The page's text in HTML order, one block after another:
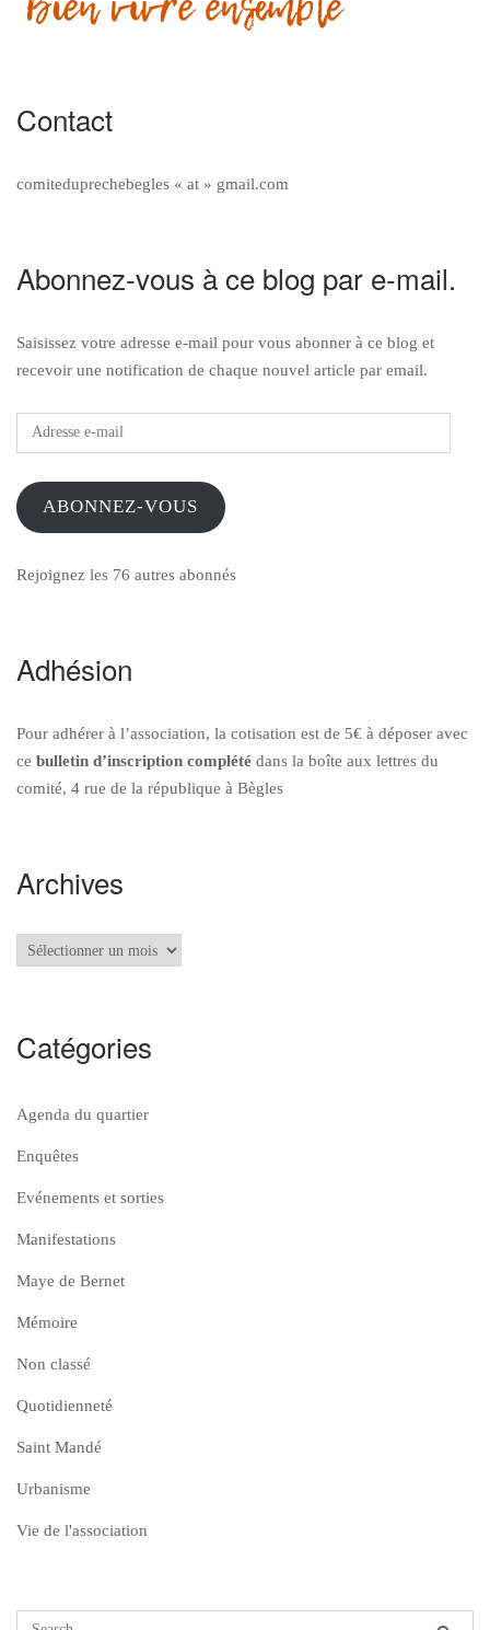
Contact
comiteduprechebegles « at » gmail.com
Abonnez-vous à ce blog par e-mail.
Saisissez votre adresse e-mail pour vous abonner à ce blog et
recevoir une notification de chaque nouvel article par email.
Adresse
e-
ABONNEZ-VOUS
Rejoignez les 76 autres abonnés
Adhésion
Pour adhérer à l’association, la cotisation est de 5€ à déposer avec
ce bulletin d’inscription complété dans la boîte aux lettres du
comité, 4 rue de la république à Bègles
Archives
Archives
Catégories
Agenda du quartier
Enquêtes
Evénements et sorties
Manifestations
Maye de Bernet
Mémoire
Non classé
Quotidienneté
Saint Mandé
Urbanisme
Vie de l'association